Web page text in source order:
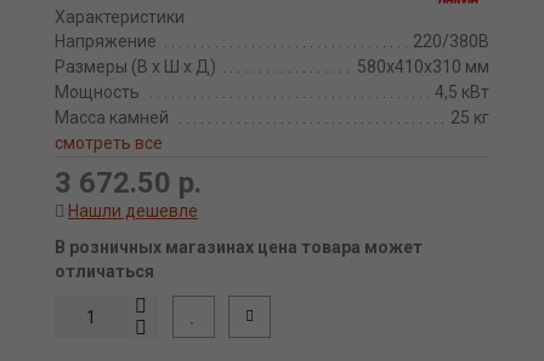
Характеристики
Напряжение
220/380В
Размеры (В х Ш х Д)
580х410х310 мм
Мощность
4,5 кВт
Масса камней
25 кг
смотреть все
3 672.50 р.
Нашли дешевле
В розничных магазинах цена товара может
отличаться